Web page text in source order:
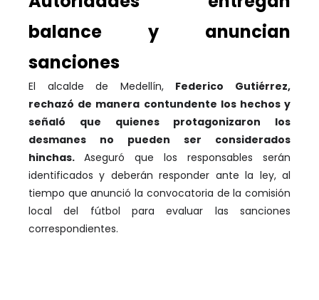
balance y anuncian
sanciones
El alcalde de Medellín, Federico Gutiérrez,
rechazó de manera contundente los hechos y
señaló que quienes protagonizaron los
desmanes no pueden ser considerados
hinchas. Aseguró que los responsables serán
identificados y deberán responder ante la ley, al
tiempo que anunció la convocatoria de la comisión
local del fútbol para evaluar las sanciones
correspondientes.